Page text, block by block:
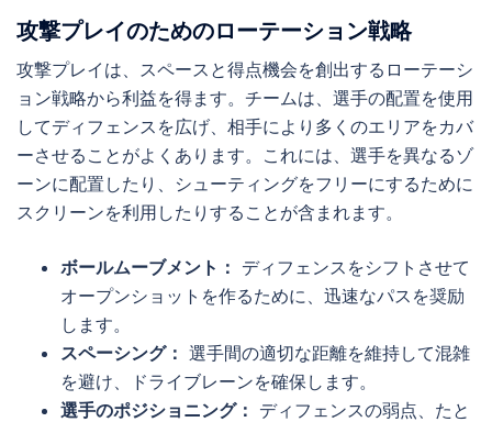
攻撃プレイのためのローテーション戦略
攻撃プレイは、スペースと得点機会を創出するローテーシ
ョン戦略から利益を得ます。チームは、選手の配置を使用
してディフェンスを広げ、相手により多くのエリアをカバ
ーさせることがよくあります。これには、選手を異なるゾ
ーンに配置したり、シューティングをフリーにするために
スクリーンを利用したりすることが含まれます。
ボールムーブメント： ディフェンスをシフトさせて
オープンショットを作るために、迅速なパスを奨励
します。
スペーシング： 選手間の適切な距離を維持して混雑
を避け、ドライブレーンを確保します。
選手のポジショニング： ディフェンスの弱点、たと